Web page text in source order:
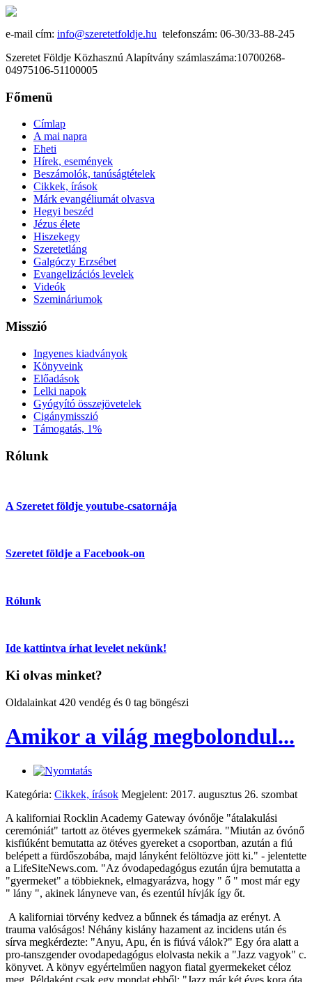
e-mail cím: info@szeretetfoldje.hu telefonszám: 06-30/33-88-245
Szeretet Földje Közhasznú Alapítvány számlaszáma:10700268-
04975106-51100005
Főmenü
Címlap
A mai napra
Eheti
Hírek, események
Beszámolók, tanúságtételek
Cikkek, írások
Márk evangéliumát olvasva
Hegyi beszéd
Jézus élete
Hiszekegy
Szeretetláng
Galgóczy Erzsébet
Evangelizációs levelek
Videók
Szemináriumok
Misszió
Ingyenes kiadványok
Könyveink
Előadások
Lelki napok
Gyógyító összejövetelek
Cigánymisszió
Támogatás, 1%
Rólunk
A Szeretet földje youtube-csatornája
Szeretet földje a Facebook-on
Rólunk
Ide kattintva írhat levelet nekünk!
Ki olvas minket?
Oldalainkat 420 vendég és 0 tag böngészi
Amikor a világ megbolondul...
Kategória: Cikkek, írások Megjelent: 2017. augusztus 26. szombat
A kaliforniai Rocklin Academy Gateway óvónője "átalakulási
ceremóniát" tartott az ötéves gyermekek számára. "Miután az óvónő
kisfiúként bemutatta az ötéves gyereket a csoportban, azután a fiú
belépett a fürdőszobába, majd lányként felöltözve jött ki." - jelentette
a LifeSiteNews.com. "Az óvodapedagógus ezután újra bemutatta a
"gyermeket" a többieknek, elmagyarázva, hogy " ő " most már egy
" lány ", akinek lányneve van, és ezentúl hívják így őt.
A kaliforniai törvény kedvez a bűnnek és támadja az erényt. A
trauma valóságos! Néhány kislány hazament az incidens után és
sírva megkérdezte: "Anyu, Apu, én is fiúvá válok?" Egy óra alatt a
pro-tanszgender ovodapedagógus elolvasta nekik a "Jazz vagyok" c.
könyvet. A könyv egyértelműen nagyon fiatal gyermekeket céloz
meg. Példaként csak egy mondat ebből: "Jazz már két éves kora óta